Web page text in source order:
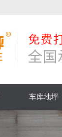
车库地坪